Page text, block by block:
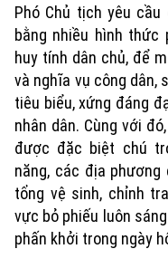
Phó Chủ tịch yêu
bằng nhiều hình thức
huy tính dân chủ, để
và nghĩa vụ công dân,
tiêu biểu, xứng đáng
nhân dân. Cùng với
được đặc biệt chú
năng, các địa
tổng vệ sinh, chỉnh
vực bỏ phiếu luôn
phấn khởi trong ngày